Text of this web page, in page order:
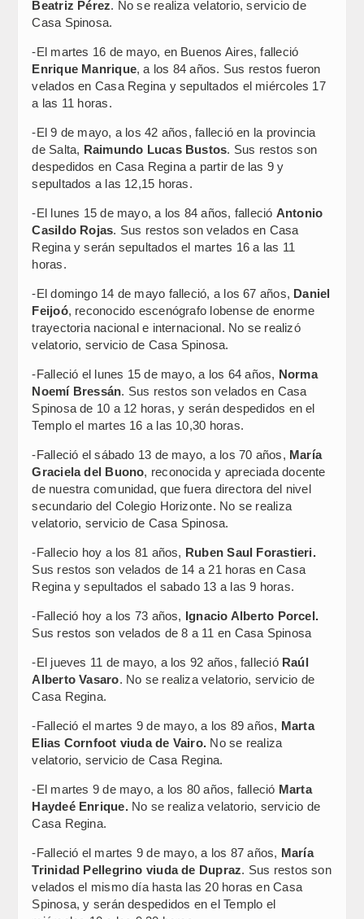
Beatriz Pérez. No se realiza velatorio, servicio de
Casa Spinosa.
-El martes 16 de mayo, en Buenos Aires, falleció
Enrique Manrique, a los 84 años. Sus restos fueron
velados en Casa Regina y sepultados el miércoles 17
a las 11 horas.
-El 9 de mayo, a los 42 años, falleció en la provincia
de Salta, Raimundo Lucas Bustos. Sus restos son
despedidos en Casa Regina a partir de las 9 y
sepultados a las 12,15 horas.
-El lunes 15 de mayo, a los 84 años, falleció Antonio
Casildo Rojas. Sus restos son velados en Casa
Regina y serán sepultados el martes 16 a las 11
horas.
-El domingo 14 de mayo falleció, a los 67 años, Daniel
Feijoó, reconocido escenógrafo lobense de enorme
trayectoria nacional e internacional. No se realizó
velatorio, servicio de Casa Spinosa.
-Falleció el lunes 15 de mayo, a los 64 años, Norma
Noemí Bressán. Sus restos son velados en Casa
Spinosa de 10 a 12 horas, y serán despedidos en el
Templo el martes 16 a las 10,30 horas.
-Falleció el sábado 13 de mayo, a los 70 años, María
Graciela del Buono, reconocida y apreciada docente
de nuestra comunidad, que fuera directora del nivel
secundario del Colegio Horizonte. No se realiza
velatorio, servicio de Casa Spinosa.
-Fallecio hoy a los 81 años, Ruben Saul Forastieri.
Sus restos son velados de 14 a 21 horas en Casa
Regina y sepultados el sabado 13 a las 9 horas.
-Falleció hoy a los 73 años, Ignacio Alberto Porcel.
Sus restos son velados de 8 a 11 en Casa Spinosa
-El jueves 11 de mayo, a los 92 años, falleció Raúl
Alberto Vasaro. No se realiza velatorio, servicio de
Casa Regina.
-Falleció el martes 9 de mayo, a los 89 años, Marta
Elias Cornfoot viuda de Vairo. No se realiza
velatorio, servicio de Casa Regina.
-El martes 9 de mayo, a los 80 años, falleció Marta
Haydeé Enrique.No se realiza velatorio, servicio de
Casa Regina.
-Falleció el martes 9 de mayo, a los 87 años, María
Trinidad Pellegrino viuda de Dupraz. Sus restos son
velados el mismo día hasta las 20 horas en Casa
Spinosa, y serán despedidos en el Templo el